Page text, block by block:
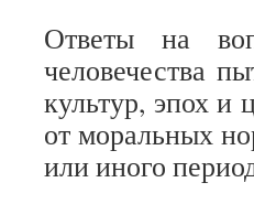
Ответы на
человечества
культур, эпох и
от моральных
или иного